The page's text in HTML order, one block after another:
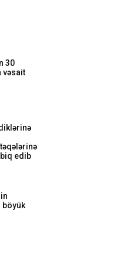
30
vəsait
edib
böyük